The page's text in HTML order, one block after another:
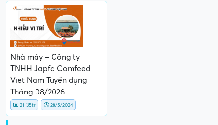
Nhà máy – Công ty
TNHH Japfa Comfeed
Viet Nam Tuyển dụng
Tháng 08/2026
21-35tr 28/5/2024